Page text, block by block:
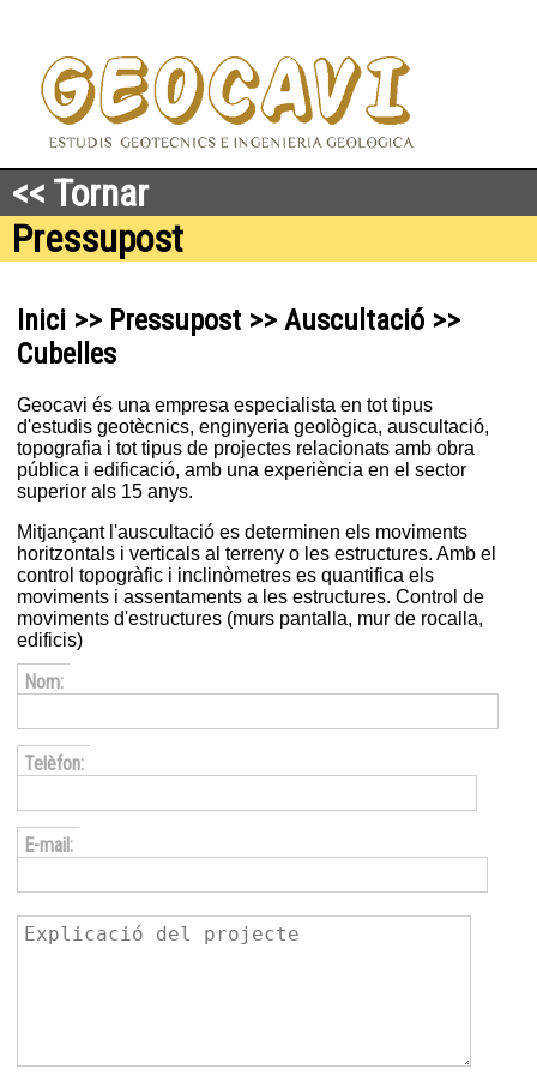
<< Tornar
Pressupost
Inici >> Pressupost >> Auscultació >>
Cubelles
Geocavi és una empresa especialista en tot tipus
d'estudis geotècnics, enginyeria geològica, auscultació,
topografia i tot tipus de projectes relacionats amb obra
pública i edificació, amb una experiència en el sector
superior als 15 anys.
Mitjançant l'auscultació es determinen els moviments
horitzontals i verticals al terreny o les estructures. Amb el
control topogràfic i inclinòmetres es quantifica els
moviments i assentaments a les estructures. Control de
moviments d'estructures (murs pantalla, mur de rocalla,
edificis)
Nom:
Telèfon:
E-mail: